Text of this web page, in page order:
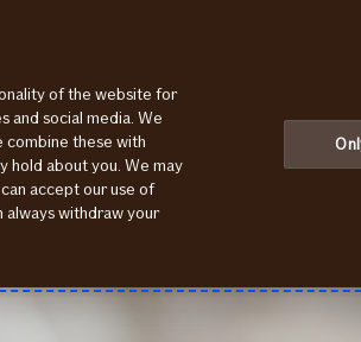
of the website for
and social media. We
combine these with
hold about you. We may
accept our use of
always withdraw your